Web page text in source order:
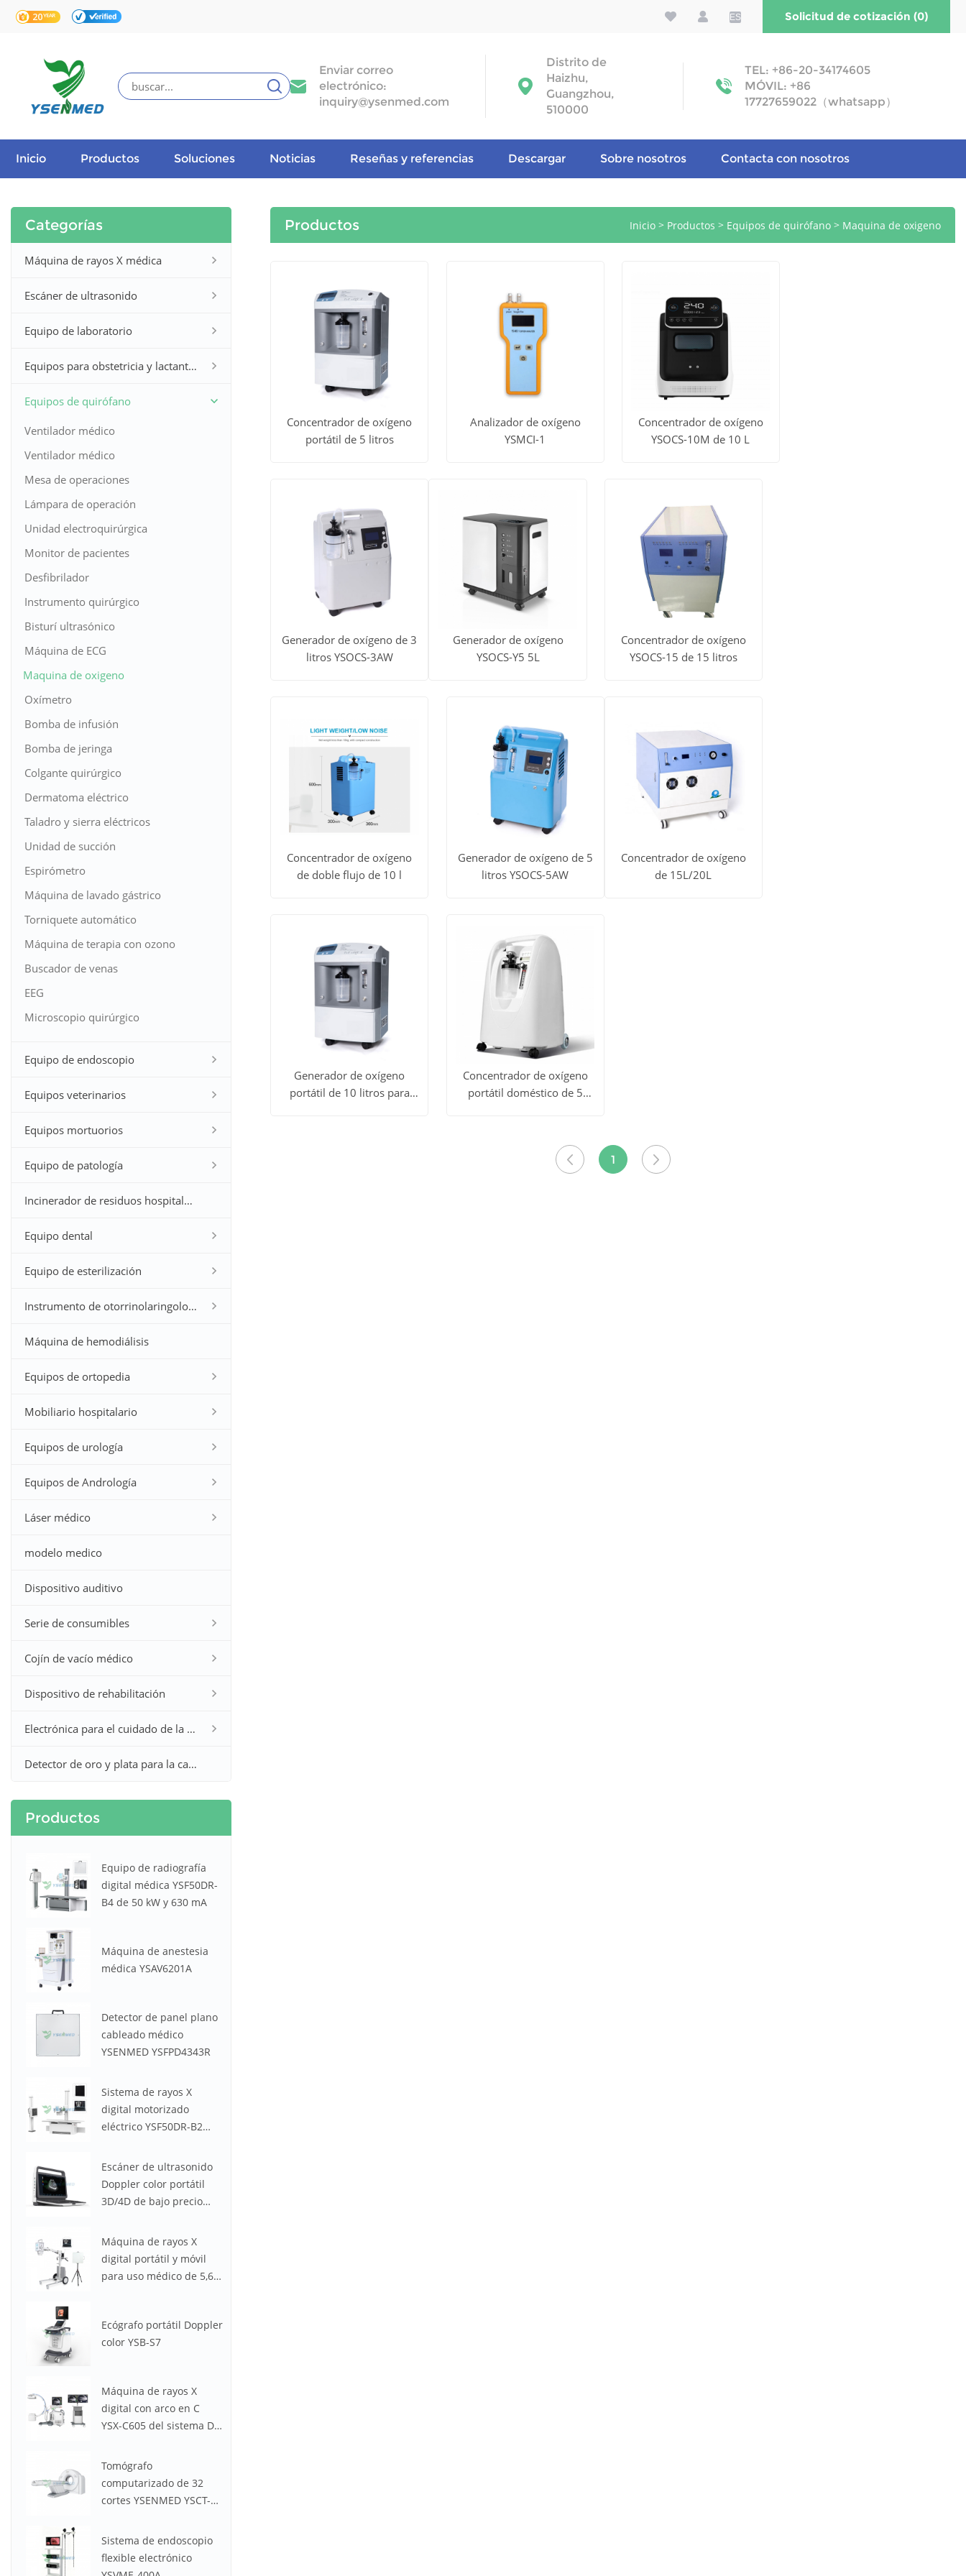
ES Solicitud de cotización (0)
Enviar correo
electrónico:
inquiry@ysenmed.com
Distrito de
Haizhu,
Guangzhou,
510000
TEL: +86-20-34174605
MÓVIL: +86
17727659022（whatsapp）
Inicio Productos Soluciones Noticias Reseñas y referencias Descargar Sobre nosotros Contacta con nosotros
Categorías
Máquina de rayos X médica
Escáner de ultrasonido
Equipo de laboratorio
Equipos para obstetricia y lactantes
Equipos de quirófano
Ventilador médico
Ventilador médico
Mesa de operaciones
Lámpara de operación
Unidad electroquirúrgica
Monitor de pacientes
Desfibrilador
Instrumento quirúrgico
Bisturí ultrasónico
Máquina de ECG
Maquina de oxigeno
Oxímetro
Bomba de infusión
Bomba de jeringa
Colgante quirúrgico
Dermatoma eléctrico
Taladro y sierra eléctricos
Unidad de succión
Espirómetro
Máquina de lavado gástrico
Torniquete automático
Máquina de terapia con ozono
Buscador de venas
EEG
Microscopio quirúrgico
Equipo de endoscopio
Equipos veterinarios
Equipos mortuorios
Equipo de patología
Incinerador de residuos hospitalarios
Equipo dental
Equipo de esterilización
Instrumento de otorrinolaringología
Máquina de hemodiálisis
Equipos de ortopedia
Mobiliario hospitalario
Equipos de urología
Equipos de Andrología
Láser médico
modelo medico
Dispositivo auditivo
Serie de consumibles
Cojín de vacío médico
Dispositivo de rehabilitación
Electrónica para el cuidado de la salud en el hogar
Detector de oro y plata para la caza
Productos
Equipo de radiografía
digital médica YSF50DR-
B4 de 50 kW y 630 mA
Máquina de anestesia
médica YSAV6201A
Detector de panel plano
cableado médico
YSENMED YSFPD4343R
Sistema de rayos X
digital motorizado
eléctrico YSF50DR-B2
630 mA
Escáner de ultrasonido
Doppler color portátil
3D/4D de bajo precio
Máquina de rayos X
digital portátil y móvil
para uso médico de 5,6
Ecógrafo portátil Doppler
color YSB-S7
Máquina de rayos X
digital con arco en C
YSX-C605 del sistema DR
Tomógrafo
computarizado de 32
cortes YSENMED YSCT-
Sistema de endoscopio
flexible electrónico
Productos Inicio> Productos > Equipos de quirófano> Maquina de oxigeno
productos
Concentrador de oxígeno
portátil de 5 litros
Analizador de oxígeno
YSMCI-1
productos
Concentrador de oxígeno
YSOCS-10M de 10 L
productos
Generador de oxígeno de 3
litros YSOCS-3AW
Generador de oxígeno
YSOCS-Y5 5L
Concentrador de oxígeno
YSOCS-15 de 15 litros
productos
Concentrador de oxígeno
de doble flujo de 10 l
productos
Generador de oxígeno de 5
litros YSOCS-5AW
Concentrador de oxígeno
de 15L/20L
Generador de oxígeno
portátil de 10 litros para
precio
Concentrador de oxígeno
portátil doméstico de 5
1